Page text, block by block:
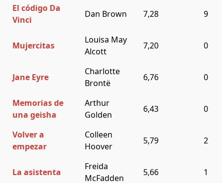
El código Da
Vinci
Dan Brown 7,28 9
Mujercitas
Louisa May
Alcott
7,20 0
Jane Eyre
Charlotte
Brontë
6,76 0
Memorias de
una geisha
Arthur
Golden
6,43 0
Volver a
empezar
Colleen
Hoover
5,79 2
La asistenta
Freida
McFadden
5,66 1